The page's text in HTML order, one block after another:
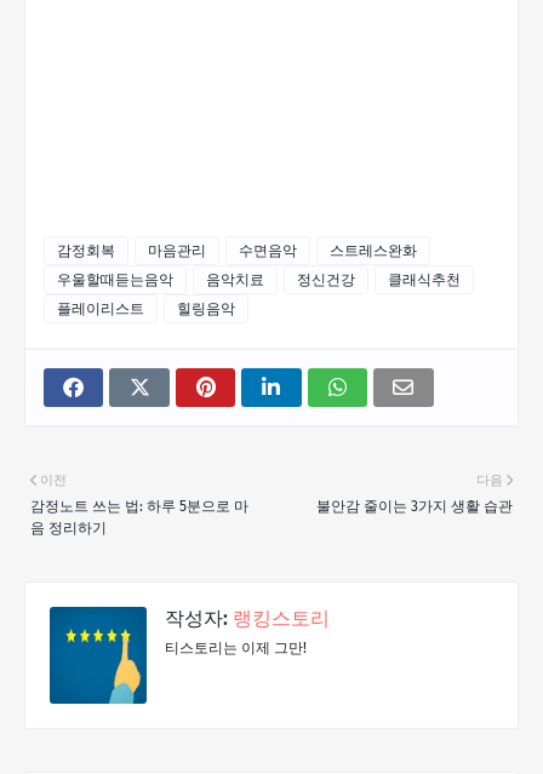
감정회복 마음관리 수면음악
스트레스완화
우울할때듣는음악
음악치료 정신건강
클래식추천
플레이리스트
힐링음악
다음
불안감 줄이는 3가지 생활 습관
이전
감정노트 쓰는 법: 하루 5분으로 마
음 정리하기
작성자: 랭킹스토리
티스토리는 이제 그만!